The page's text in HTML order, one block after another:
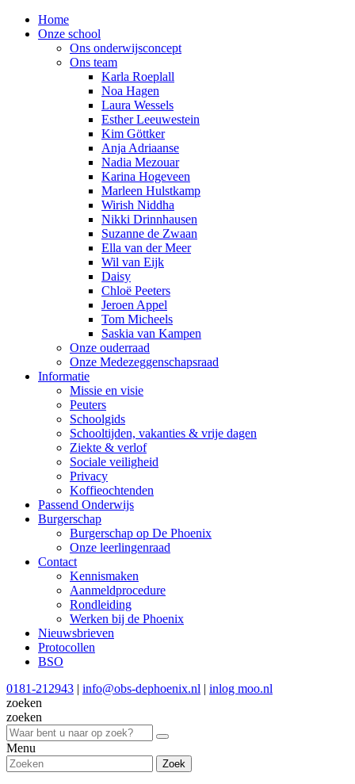
Home
Onze school
Ons onderwijsconcept
Ons team
Karla Roeplall
Noa Hagen
Laura Wessels
Esther Leeuwestein
Kim Göttker
Anja Adriaanse
Nadia Mezouar
Karina Hogeveen
Marleen Hulstkamp
Wirish Niddha
Nikki Drinnhausen
Suzanne de Zwaan
Ella van der Meer
Wil van Eijk
Daisy
Chloë Peeters
Jeroen Appel
Tom Micheels
Saskia van Kampen
Onze ouderraad
Onze Medezeggenschapsraad
Informatie
Missie en visie
Peuters
Schoolgids
Schooltijden, vakanties & vrije dagen
Ziekte & verlof
Sociale veiligheid
Privacy
Koffieochtenden
Passend Onderwijs
Burgerschap
Burgerschap op De Phoenix
Onze leerlingenraad
Contact
Kennismaken
Aanmeldprocedure
Rondleiding
Werken bij de Phoenix
Nieuwsbrieven
Protocollen
BSO
0181-212943 | info@obs-dephoenix.nl | inlog moo.nl
zoeken
zoeken
Menu
Zoek